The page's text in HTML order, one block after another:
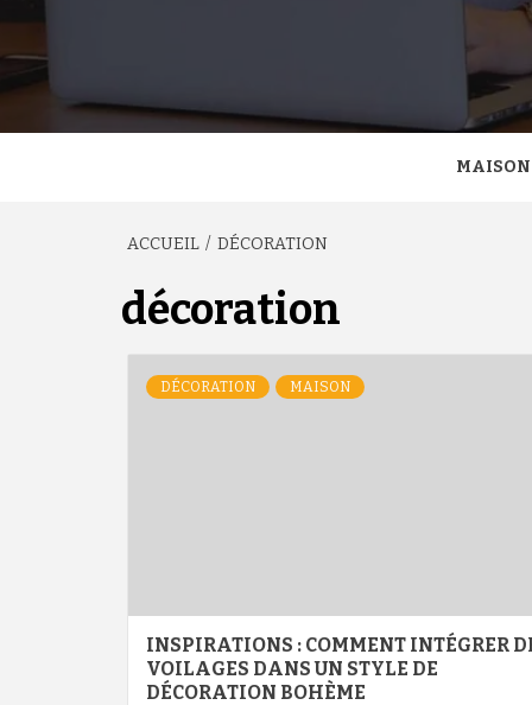
MAISON
ACCUEIL DÉCORATION
décoration
DÉCORATION MAISON
INSPIRATIONS : COMMENT INTÉGRER
VOILAGES DANS UN STYLE DE
DÉCORATION BOHÈME